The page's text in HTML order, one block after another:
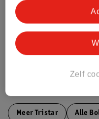
Bestel &
MeerTristar Alle
Zelf